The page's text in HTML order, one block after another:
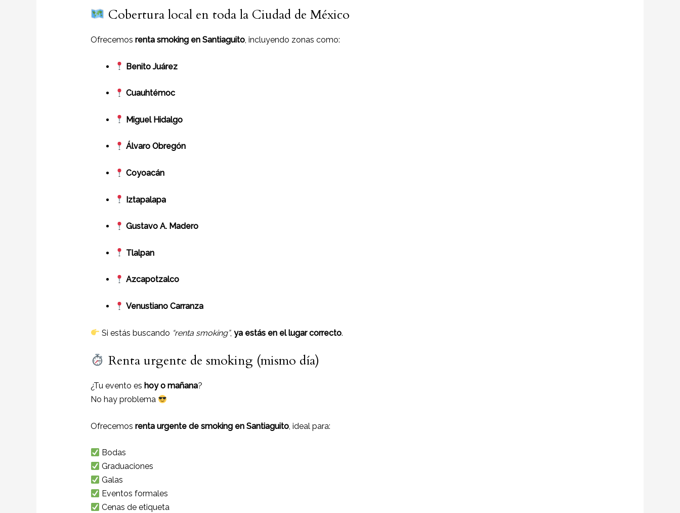
Cobertura local en toda la Ciudad de México
Ofrecemos renta smoking en Santiaguito, incluyendo zonas como:
Benito Juárez
Cuauhtémoc
Miguel Hidalgo
Álvaro Obregón
Coyoacán
Iztapalapa
Gustavo A. Madero
Tlalpan
Azcapotzalco
Venustiano Carranza
Si estás buscando “renta smoking”, ya estás en el lugar correcto.
Renta urgente de smoking (mismo día)
¿Tu evento es hoy o mañana?
No hay problema
Ofrecemos renta urgente de smoking en Santiaguito, ideal para:
Bodas
Graduaciones
Galas
Eventos formales
Cenas de etiqueta